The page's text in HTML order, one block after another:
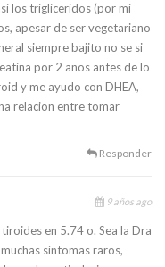
los trigliceridos (por mi
apesar de ser vegetariano
siempre bajito no se si
por 2 anos antes de lo
y me ayudo con DHEA,
relacion entre tomar
Responder
9 años ago
en 5.74 o. Sea la Dra
síntomas raros,